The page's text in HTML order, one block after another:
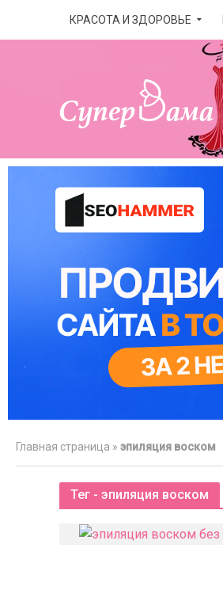
КРАСОТА И ЗДОРОВЬЕ
Главная страница » эпиляция воском
Тег - эпиляция воском